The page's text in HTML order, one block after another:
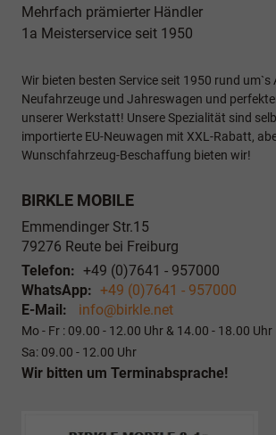
Mehrfach prämierter Händler
1a Meisterservice seit 1950
Wir bieten besten Service seit 1950 rund um`s
Neufahrzeuge und Jahreswagen und
unserer Werkstatt! Unsere Spezialität sind
importierte EU-Neuwagen mit XXL-Rabatt,
Wunschfahrzeug-Beschaffung bieten wir!
BIRKLE MOBILE
Emmendinger Str.15
79276 Reute bei Freiburg
Telefon: +49 (0)7641 - 957000
WhatsApp: +49 (0)7641 - 957000
E-Mail:
info@birkle.net
Mo - Fr : 09.00 - 12.00 Uhr & 14.00 - 18.00 Uhr
Sa: 09.00 - 12.00 Uhr
Wir bitten um Terminabsprache!